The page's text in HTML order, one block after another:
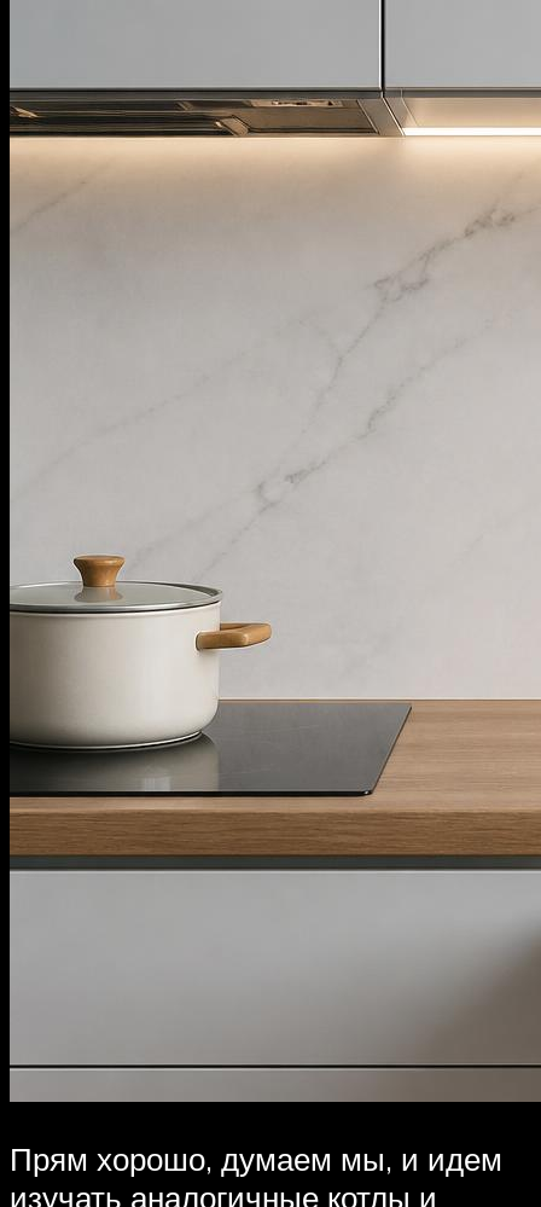
Прям хорошо, думаем мы, и идем
изучать аналогичные котлы и